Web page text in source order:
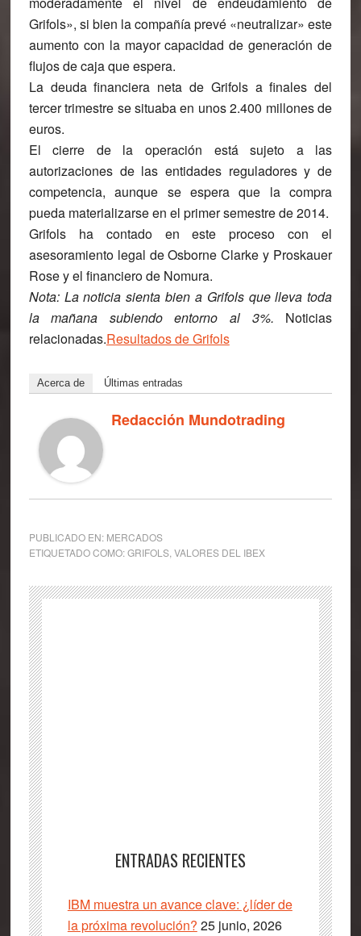
Grifols», si bien la compañía prevé «neutralizar» este
aumento con la mayor capacidad de generación de
flujos de caja que espera.
La deuda financiera neta de Grifols a finales del
tercer trimestre se situaba en unos 2.400 millones de
euros.
El cierre de la operación está sujeto a las
autorizaciones de las entidades reguladores y de
competencia, aunque se espera que la compra
pueda materializarse en el primer semestre de 2014.
Grifols ha contado en este proceso con el
asesoramiento legal de Osborne Clarke y Proskauer
Rose y el financiero de Nomura.
Nota:La noticia sienta bien a Grifols que lleva toda
la mañana subiendo entorno al 3%. Noticias
relacionadas.Resultados de Grifols
Acerca de Últimas entradas
Redacción Mundotrading
PUBLICADO EN: MERCADOS
ETIQUETADO COMO:GRIFOLS, VALORES DEL IBEX
ENTRADAS RECIENTES
IBM muestra un avance clave: ¿líder de
la próxima revolución? 25 junio, 2026